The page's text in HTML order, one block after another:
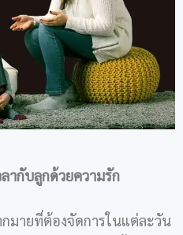
ลากับลูกด้วยความรัก
ายที่ต้องจัดการในแต่ละวัน